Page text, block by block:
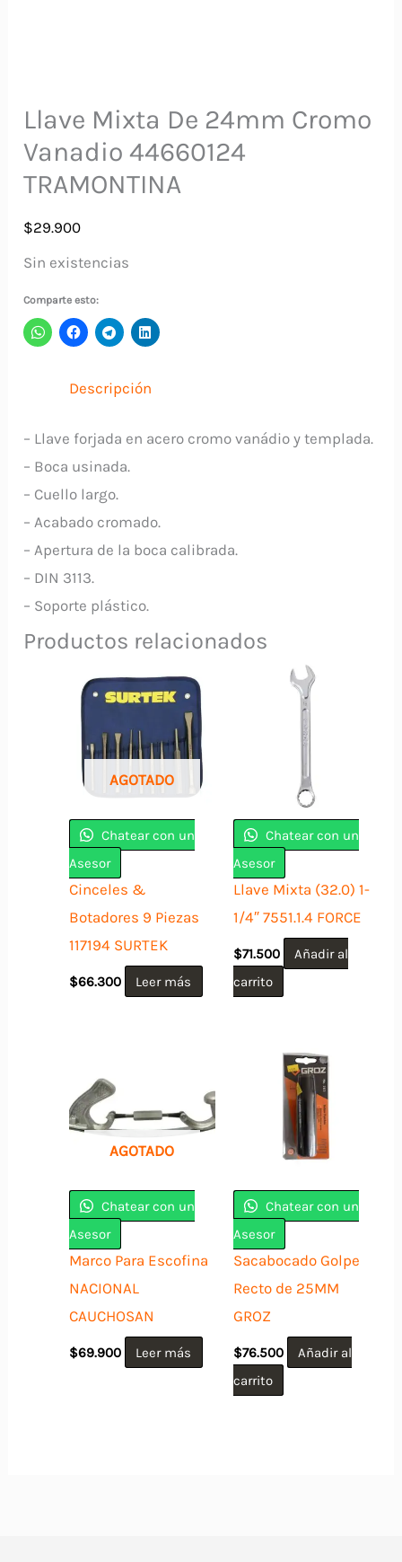
Llave Mixta De 24mm Cromo
Vanadio 44660124
TRAMONTINA
$29.900
Sin existencias
Comparte esto:
Descripción
– Llave forjada en acero cromo vanádio y templada.
– Boca usinada.
– Cuello largo.
– Acabado cromado.
– Apertura de la boca calibrada.
– DIN 3113.
– Soporte plástico.
Productos relacionados
AGOTADO
Chatear con un
Asesor
Cinceles &
Botadores 9 Piezas
117194 SURTEK
$66.300 Leer más
Chatear con un
Asesor
Llave Mixta (32.0) 1-
1/4″ 7551.1.4 FORCE
$71.500
Añadir al
carrito
AGOTADO
Chatear con un
Asesor
Marco Para Escofina
NACIONAL
CAUCHOSAN
$69.900 Leer más
Chatear con un
Asesor
Sacabocado Golpe
Recto de 25MM
GROZ
$76.500
Añadir al
carrito